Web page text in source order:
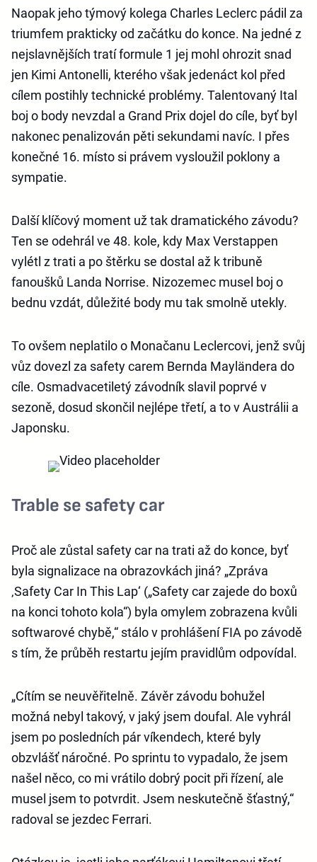
Naopak jeho týmový kolega Charles Leclerc pádil za
triumfem prakticky od začátku do konce. Na jedné z
nejslavnějších tratí formule 1 jej mohl ohrozit snad
jen Kimi Antonelli, kterého však jedenáct kol před
cílem postihly technické problémy. Talentovaný Ital
boj o body nevzdal a Grand Prix dojel do cíle, byť byl
nakonec penalizován pěti sekundami navíc. I přes
konečné 16. místo si právem vysloužil poklony a
sympatie.
Další klíčový moment už tak dramatického závodu?
Ten se odehrál ve 48. kole, kdy Max Verstappen
vylétl z trati a po štěrku se dostal až k tribuně
fanoušků Landa Norrise. Nizozemec musel boj o
bednu vzdát, důležité body mu tak smolně utekly.
To ovšem neplatilo o Monačanu Leclercovi, jenž svůj
vůz dovezl za safety carem Bernda Mayländera do
cíle. Osmadvacetiletý závodník slavil poprvé v
sezoně, dosud skončil nejlépe třetí, a to v Austrálii a
Japonsku.
Trable se safety car
Proč ale zůstal safety car na trati až do konce, byť
byla signalizace na obrazovkách jiná? „Zpráva
‚Safety Car In This Lap‘ („Safety car zajede do boxů
na konci tohoto kola“) byla omylem zobrazena kvůli
softwarové chybě,“ stálo v prohlášení FIA po závodě
s tím, že průběh restartu jejím pravidlům odpovídal.
„Cítím se neuvěřitelně. Závěr závodu bohužel
možná nebyl takový, v jaký jsem doufal. Ale vyhrál
jsem po posledních pár víkendech, které byly
obzvlášť náročné. Po sprintu to vypadalo, že jsem
našel něco, co mi vrátilo dobrý pocit při řízení, ale
musel jsem to potvrdit. Jsem neskutečně šťastný,“
radoval se jezdec Ferrari.